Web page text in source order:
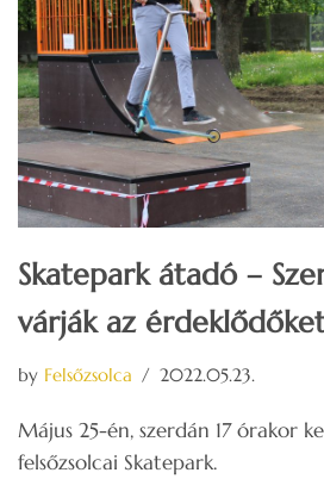
Skatepark átadó –
várják az
by Felsőzsolca 2022.05.23.
Május 25-én, szerdán 17 órakor
felsőzsolcai Skatepark.